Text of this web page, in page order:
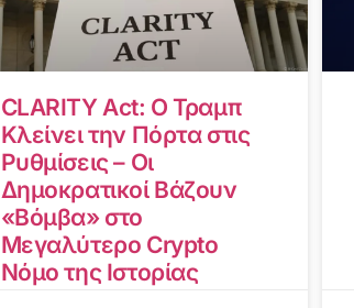
CLARITY Act: Ο Τραμπ
Κλείνει την Πόρτα στις
Ρυθμίσεις – Οι
Δημοκρατικοί Βάζουν
«Βόμβα» στο
Μεγαλύτερο Crypto
Νόμο της Ιστορίας